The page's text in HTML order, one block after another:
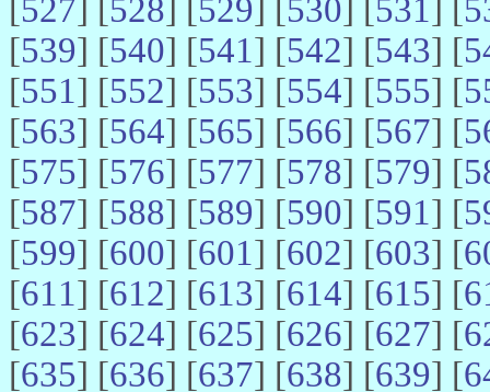
[527] [528] [529] [530] [531] [
[539] [540] [541] [542] [543] [
[551] [552] [553] [554] [555] [
[563] [564] [565] [566] [567] [
[575] [576] [577] [578] [579] [
[587] [588] [589] [590] [591] [
[599] [600] [601] [602] [603] [
[611] [612] [613] [614] [615] [
[623] [624] [625] [626] [627] [
[635] [636] [637] [638] [639] [